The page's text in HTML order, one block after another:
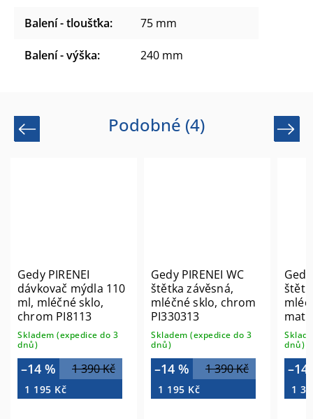
Balení - tloušťka: 75 mm
Balení - výška: 240 mm
Podobné (4)
Previous
Gedy PIRENEI
dávkovač mýdla 110
ml, mléčné sklo,
chrom PI8113
Skladem (expedice do 3
dnů)
1 390 Kč
–14 %
1 195 Kč
Gedy PIRENEI WC
štětka závěsná,
mléčné sklo, chrom
PI330313
Skladem (expedice do 3
dnů)
1 390 Kč
–14 %
1 195 Kč
mat
dnů)
–14
1
Next